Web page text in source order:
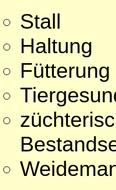
Stall
Haltung
Fütterung